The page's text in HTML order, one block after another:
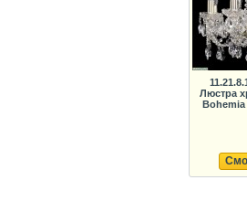
Люстра